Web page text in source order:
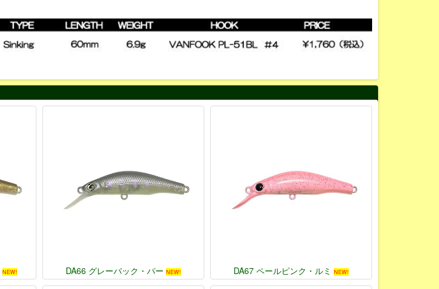
NEW! DA66 グレーバック・パー NEW! DA67 ペールピンク・ルミ NEW!